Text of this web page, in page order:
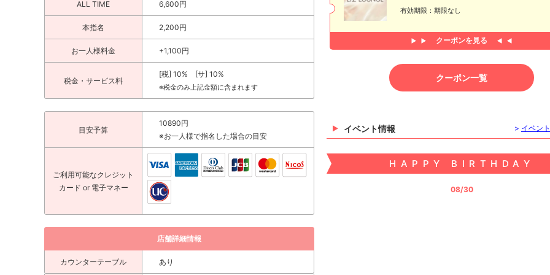
有効期限：期限なし
クーポンを見る
クーポン一覧
イベント情報 > イベン
HAPPY BIRTHDAY
08/30
ALL TIME 6,600円
本指名 2,200円
お一人様料金 +1,100円
税金・サービス料
[税] 10% [サ] 10%
※税金のみ上記金額に含まれます
目安予算
10890円
※お一人様で指名した場合の目安
ご利用可能なクレジット
カード or 電子マネー
店舗詳細情報
カウンターテーブル あり